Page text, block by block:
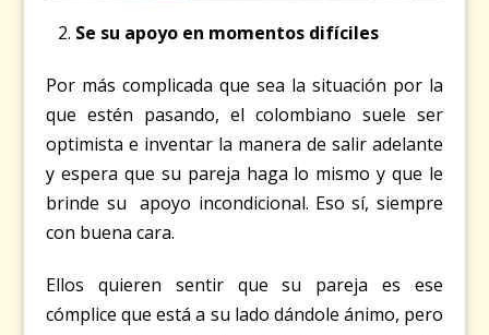
Se su apoyo en momentos difíciles
Por más complicada que sea la situación por la
que estén pasando, el colombiano suele ser
optimista e inventar la manera de salir adelante
y espera que su pareja haga lo mismo y que le
brinde su apoyo incondicional. Eso sí, siempre
con buena cara.
Ellos quieren sentir que su pareja es ese
cómplice que está a su lado dándole ánimo, pero